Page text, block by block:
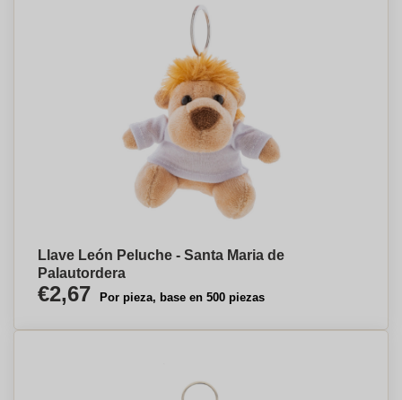
Llave León Peluche - Santa Maria de
Palautordera
€2,67 Por pieza, base en 500 piezas